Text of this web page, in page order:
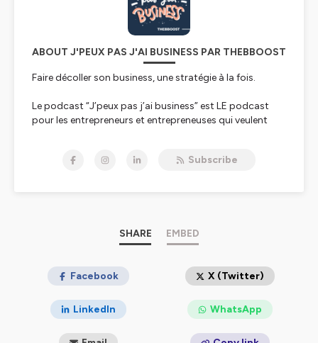
ABOUT J'PEUX PAS J'AI BUSINESS PAR THEBBOOST
Faire décoller son business, une stratégie à la fois.
Le podcast “J’peux pas j’ai business” est LE podcast
pour les entrepreneurs et entrepreneuses qui veulent
Que vous soyez babypreneur ou entrepreneur confirmé,
devenir le ou la CEO que votre business et votre vie
Deux fois par semaine, on parle stratégie, mindset,
pour :
- Passer à l’action sans procrastiner.
Subscribe
SHARE EMBED
Facebook X (Twitter)
LinkedIn WhatsApp